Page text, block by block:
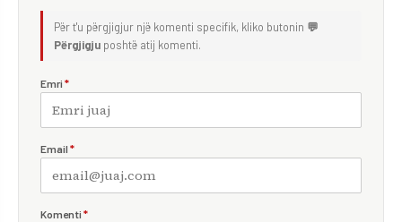
Për t'u përgjigjur një komenti specifik, kliko butonin 💬
Përgjigju poshtë atij komenti.
Emri *
Email *
Komenti *